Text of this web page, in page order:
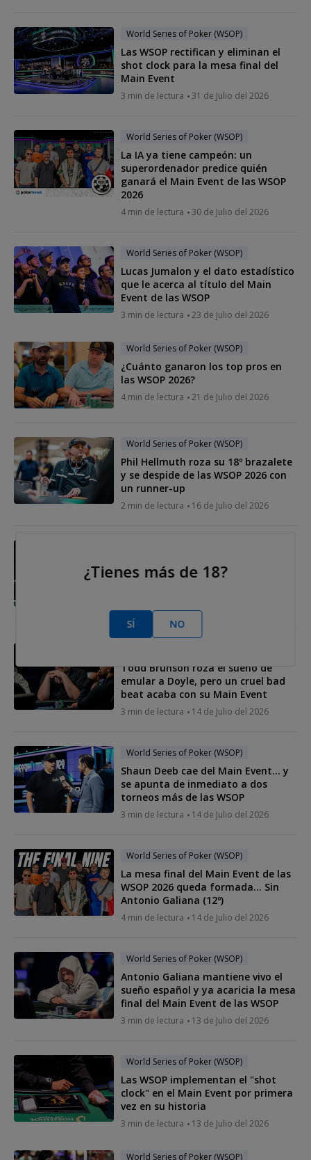
World Series of Poker (WSOP)
Las WSOP rectifican y eliminan el
shot clock para la mesa final del
Main Event
3 min de lectura 31 de Julio del 2026
World Series of Poker (WSOP)
La IA ya tiene campeón: un
superordenador predice quién
ganará el Main Event de las WSOP
2026
4 min de lectura 30 de Julio del 2026
World Series of Poker (WSOP)
Lucas Jumalon y el dato estadístico
que le acerca al título del Main
Event de las WSOP
3 min de lectura 23 de Julio del 2026
World Series of Poker (WSOP)
¿Cuánto ganaron los top pros en
las WSOP 2026?
4 min de lectura 21 de Julio del 2026
World Series of Poker (WSOP)
Phil Hellmuth roza su 18º brazalete
y se despide de las WSOP 2026 con
un runner-up
2 min de lectura 16 de Julio del 2026
David Peters se pone su quinto
brazalete de las WSOP tras su
5 min de lectura 15 de Julio del 2026
Todd Brunson roza el sueño de
emular a Doyle, pero un cruel bad
beat acaba con su Main Event
3 min de lectura 14 de Julio del 2026
World Series of Poker (WSOP)
Shaun Deeb cae del Main Event… y
se apunta de inmediato a dos
torneos más de las WSOP
3 min de lectura 14 de Julio del 2026
World Series of Poker (WSOP)
La mesa final del Main Event de las
WSOP 2026 queda formada... Sin
Antonio Galiana (12º)
4 min de lectura 14 de Julio del 2026
World Series of Poker (WSOP)
Antonio Galiana mantiene vivo el
sueño español y ya acaricia la mesa
final del Main Event de las WSOP
3 min de lectura 13 de Julio del 2026
World Series of Poker (WSOP)
Las WSOP implementan el "shot
clock" en el Main Event por primera
vez en su historia
3 min de lectura 13 de Julio del 2026
World Series of Poker (WSOP)
¿Tienes más de 18?
SÍ NO